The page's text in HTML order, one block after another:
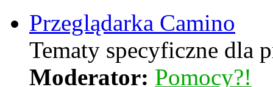
Przeglądarka Camino
Tematy specyficzne dla
Moderator: Pomocy?!